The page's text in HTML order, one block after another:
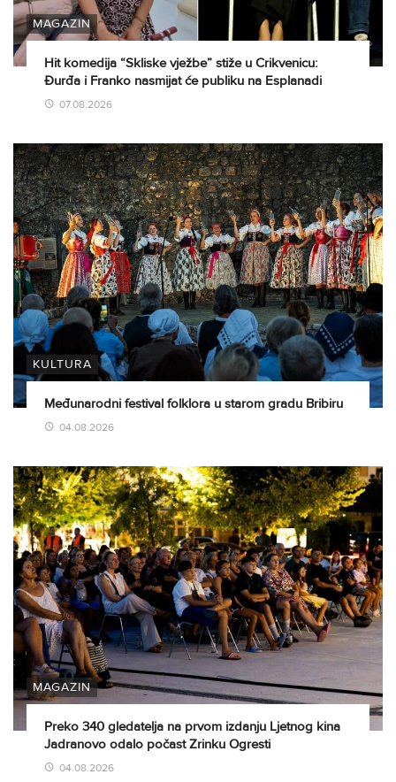
MAGAZIN
Hit komedija “Skliske vježbe” stiže u Crikvenicu:
Đurđa i Franko nasmijat će publiku na Esplanadi
07.08.2026
KULTURA
Međunarodni festival folklora u starom gradu Bribiru
04.08.2026
MAGAZIN
Preko 340 gledatelja na prvom izdanju Ljetnog kina
Jadranovo odalo počast Zrinku Ogresti
04.08.2026